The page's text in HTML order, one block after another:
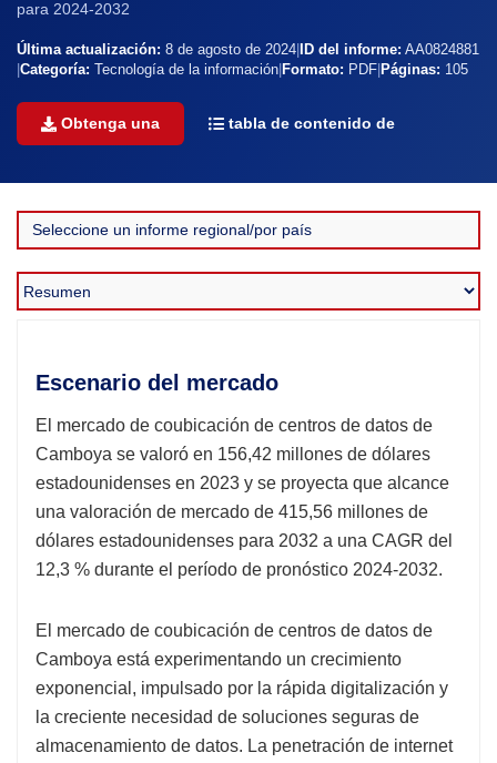
para 2024-2032
Última actualización: 8 de agosto de 2024 ID del informe: AA0824881
Categoría: Tecnología de la información Formato: PDF Páginas: 105
Obtenga una tabla de contenido de
Escenario del mercado
El mercado de coubicación de centros de datos de
Camboya se valoró en 156,42 millones de dólares
estadounidenses en 2023 y se proyecta que alcance
una valoración de mercado de 415,56 millones de
dólares estadounidenses para 2032 a una CAGR del
12,3 % durante el período de pronóstico 2024-2032.
El mercado de coubicación de centros de datos de
Camboya está experimentando un crecimiento
exponencial, impulsado por la rápida digitalización y
la creciente necesidad de soluciones seguras de
almacenamiento de datos. La penetración de internet